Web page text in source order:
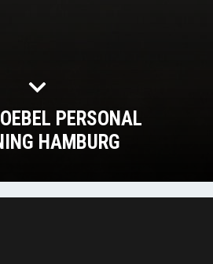
PERSONAL
HAMBURG